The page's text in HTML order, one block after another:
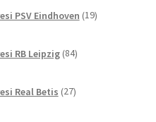
PSV Eindhoven 19izdelkov
RB Leipzig 84izdelkov
Real Betis 27izdelkov